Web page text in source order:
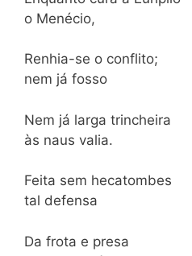
o Menécio,
Renhia-se o conflito;
nem já fosso
Nem já larga trincheira
às naus valia.
Feita sem hecatombes
tal defensa
Da frota e presa